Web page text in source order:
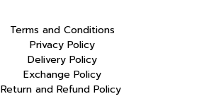
Terms and Conditions
Privacy Policy
Delivery Policy
Exchange Policy
Return and Refund Policy